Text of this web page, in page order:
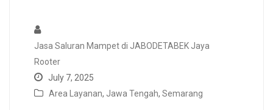
Jasa Saluran Mampet di JABODETABEK Jaya
Rooter
July 7, 2025
Area Layanan, Jawa Tengah, Semarang